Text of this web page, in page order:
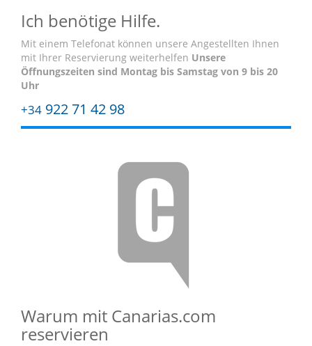
Ich benötige Hilfe.
Mit einem Telefonat können unsere Angestellten Ihnen
mit Ihrer Reservierung weiterhelfen Unsere
Öffnungszeiten sind Montag bis Samstag von 9 bis 20
Uhr
+34 922 71 42 98
Warum mit Canarias.com
reservieren